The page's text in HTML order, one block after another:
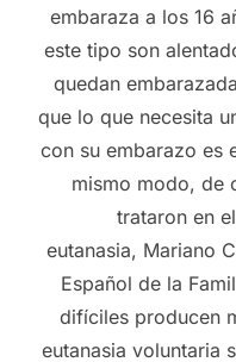
embaraza a los 16
este tipo son
quedan
que lo que necesita
con su embarazo es
mismo modo, de
trataron en
eutanasia, Mariano
Español de la
difíciles producen
eutanasia voluntaria